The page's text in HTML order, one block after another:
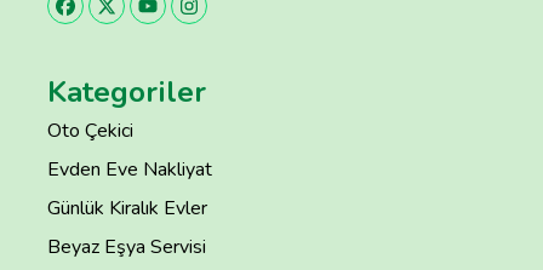
Kategoriler
Oto Çekici
Evden Eve Nakliyat
Günlük Kiralık Evler
Beyaz Eşya Servisi